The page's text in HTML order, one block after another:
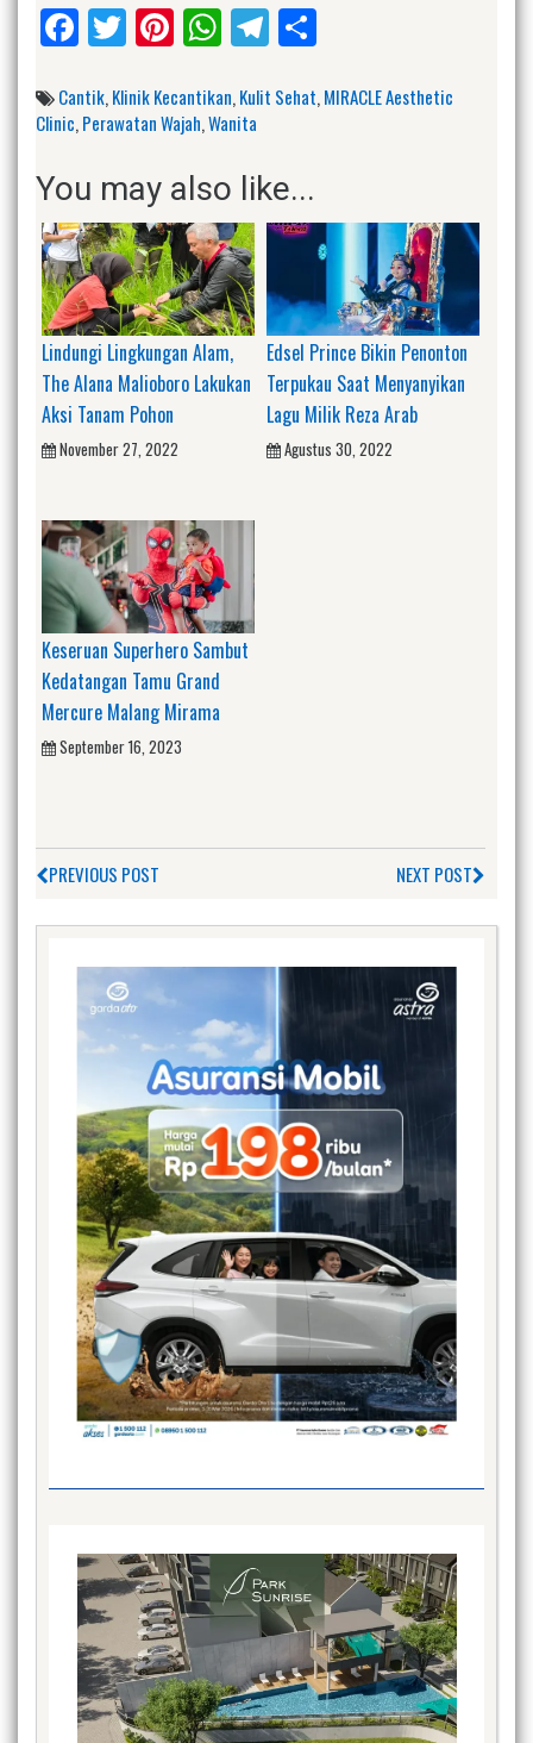
Facebook
Twitter
Pinterest
WhatsApp
Telegram
Cantik,Klinik Kecantikan,Kulit Sehat,MIRACLE Aesthetic
Clinic,Perawatan Wajah,Wanita
You may also like...
Lindungi Lingkungan Alam,
The Alana Malioboro Lakukan
Aksi Tanam Pohon
November 27, 2022
Edsel Prince Bikin Penonton
Terpukau Saat Menyanyikan
Lagu Milik Reza Arab
Agustus 30, 2022
Keseruan Superhero Sambut
Kedatangan Tamu Grand
Mercure Malang Mirama
September 16, 2023
PREVIOUS POST NEXT POST